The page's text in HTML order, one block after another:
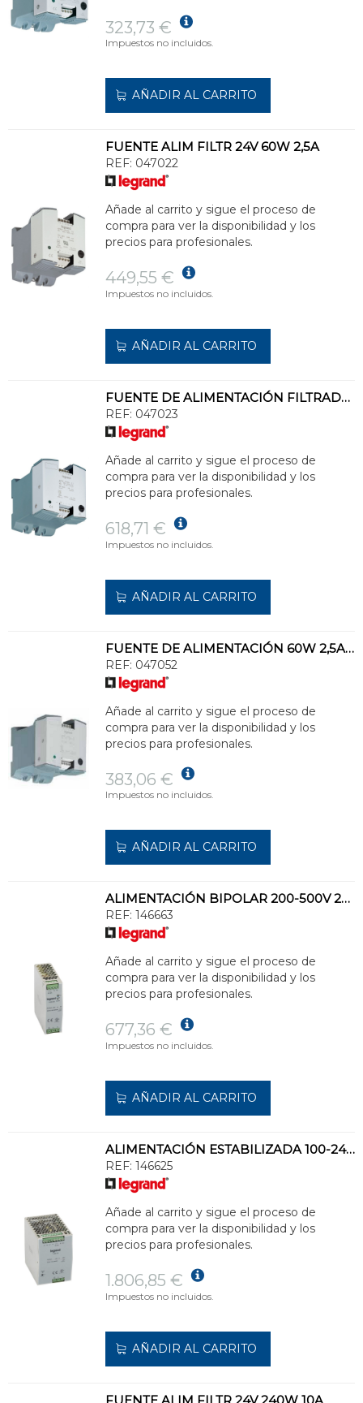
323,73 €
Impuestos no incluidos.
AÑADIR AL CARRITO
FUENTE ALIM FILTR 24V 60W 2,5A
REF: 047022
Añade al carrito y sigue el proceso de
compra para ver la disponibilidad y los
precios para profesionales.
449,55 €
Impuestos no incluidos.
AÑADIR AL CARRITO
FUENTE DE ALIMENTACIÓN FILTRADA 24V 120W 5A
REF: 047023
Añade al carrito y sigue el proceso de
compra para ver la disponibilidad y los
precios para profesionales.
618,71 €
Impuestos no incluidos.
AÑADIR AL CARRITO
FUENTE DE ALIMENTACIÓN 60W 2,5A MONOFÁSICO 24V
REF: 047052
Añade al carrito y sigue el proceso de
compra para ver la disponibilidad y los
precios para profesionales.
383,06 €
Impuestos no incluidos.
AÑADIR AL CARRITO
ALIMENTACIÓN BIPOLAR 200-500V 24VCC 120W
REF: 146663
Añade al carrito y sigue el proceso de
compra para ver la disponibilidad y los
precios para profesionales.
677,36 €
Impuestos no incluidos.
AÑADIR AL CARRITO
ALIMENTACIÓN ESTABILIZADA 100-240VCA 24VCC 20A
REF: 146625
Añade al carrito y sigue el proceso de
compra para ver la disponibilidad y los
precios para profesionales.
1.806,85 €
Impuestos no incluidos.
AÑADIR AL CARRITO